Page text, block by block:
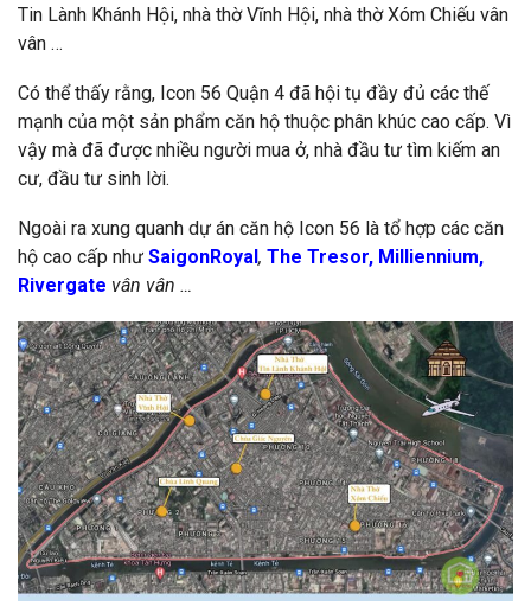
Tin Lành Khánh Hội, nhà thờ Vĩnh Hội, nhà thờ Xóm Chiếu vân
vân …
Có thể thấy rằng, Icon 56 Quận 4 đã hội tụ đầy đủ các thế
mạnh của một sản phẩm căn hộ thuộc phân khúc cao cấp. Vì
vậy mà đã được nhiều người mua ở, nhà đầu tư tìm kiếm an
cư, đầu tư sinh lời.
Ngoài ra xung quanh dự án căn hộ Icon 56 là tổ hợp các căn
hộ cao cấp như SaigonRoyal , The Tresor, Milliennium,
Rivergate vân vân …